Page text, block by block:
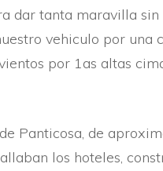
dar tanta maravilla
ve­hiculo por
por 1as altas
Panticosa, de
los hoteles,